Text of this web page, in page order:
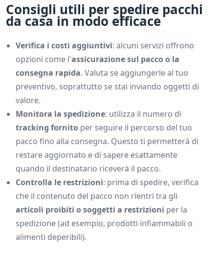
Consigli utili per spedire pacchi
da casa in modo efficace
Verifica i costi aggiuntivi: alcuni servizi offrono
opzioni come l'assicurazione sul pacco o la
consegna rapida. Valuta se aggiungerle al tuo
preventivo, soprattutto se stai inviando oggetti di
valore.
Monitora la spedizione: utilizza il numero di
tracking fornito per seguire il percorso del tuo
pacco fino alla consegna. Questo ti permetterà di
restare aggiornato e di sapere esattamente
quando il destinatario riceverà il pacco.
Controlla le restrizioni: prima di spedire, verifica
che il contenuto del pacco non rientri tra gli
articoli proibiti o soggetti a restrizioni per la
spedizione (ad esempio, prodotti infiammabili o
alimenti deperibili).